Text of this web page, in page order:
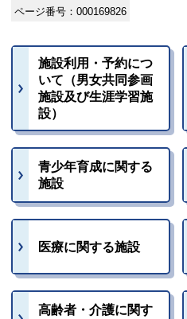
ページ番号：000169826
施設利用・予約につ
いて（男女共同参画
施設及び生涯学習施
設）
青少年育成に関する
施設
医療に関する施設
高齢者・介護に関す